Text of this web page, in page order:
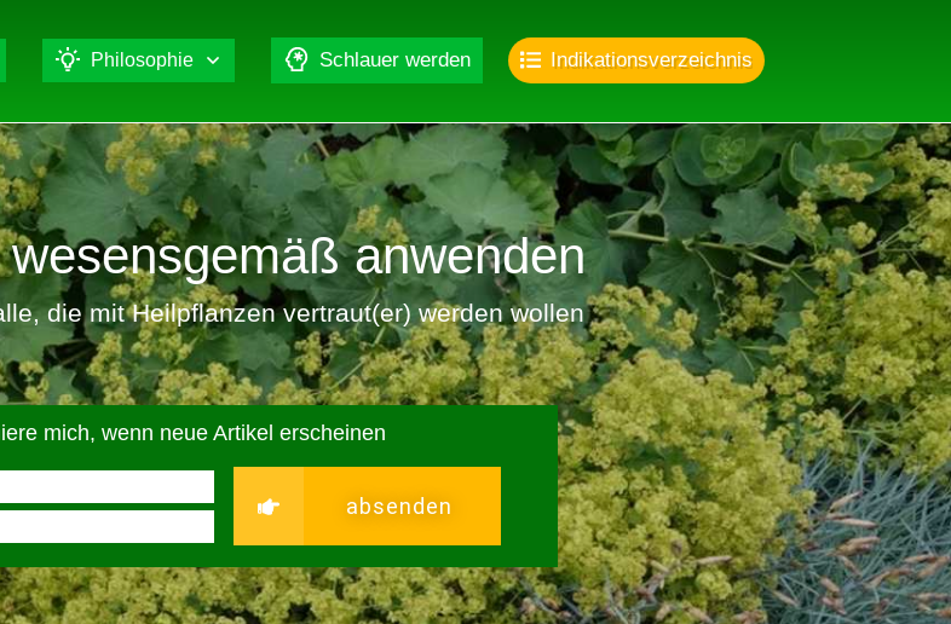
Philosophie Schlauer werden Indikationsverzeichnis
anwenden
die mit Heilpflanzen vertraut(er) werden wollen
mich, wenn neue Artikel erscheinen
absenden